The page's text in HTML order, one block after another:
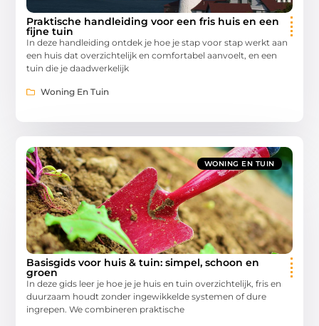
Praktische handleiding voor een fris huis en een
fijne tuin
In deze handleiding ontdek je hoe je stap voor stap werkt aan
een huis dat overzichtelijk en comfortabel aanvoelt, en een
tuin die je daadwerkelijk
Woning En Tuin
WONING EN TUIN
Basisgids voor huis & tuin: simpel, schoon en
groen
In deze gids leer je hoe je je huis en tuin overzichtelijk, fris en
duurzaam houdt zonder ingewikkelde systemen of dure
ingrepen. We combineren praktische